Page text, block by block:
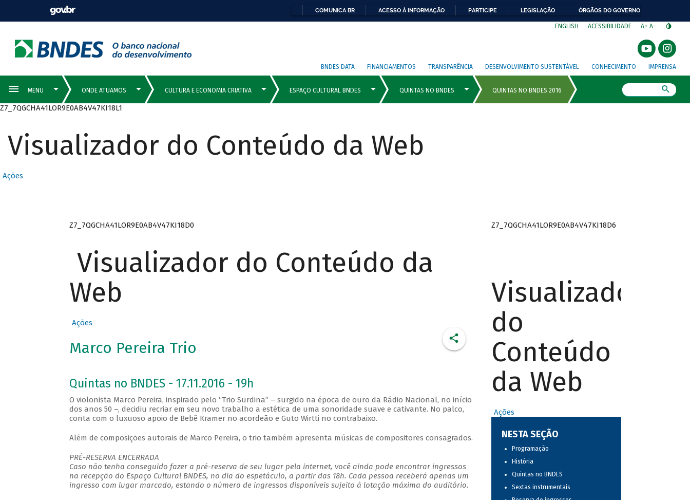
COMUNICA BR ACESSO À INFORMAÇÃO PARTICIPE LEGISLAÇÃO ÓRGÃOS DO GOVERNO
ENGLISH ACESSIBILIDADE A+ A-
BNDES DATA FINANCIAMENTOS TRANSPARÊNCIA DESENVOLVIMENTO SUSTENTÁVEL CONHECIMENTO IMPRENSA
Z7_7QGCHA41LOR9E0AB4V47KI18L1
Visualizador do Conteúdo da Web
Ações
Z7_7QGCHA41LOR9E0AB4V47KI18D0
Visualizador do Conteúdo da
Web
Ações
Marco Pereira Trio
Quintas no BNDES - 17.11.2016 - 19h
O violonista Marco Pereira, inspirado pelo “Trio Surdina” – surgido na época de ouro da Rádio Nacional, no início
dos anos 50 –, decidiu recriar em seu novo trabalho a estética de uma sonoridade suave e cativante. No palco,
conta com o luxuoso apoio de Bebê Kramer no acordeão e Guto Wirtti no contrabaixo.
Além de composições autorais de Marco Pereira, o trio também apresenta músicas de compositores consagrados.
PRÉ-RESERVA ENCERRADA
Caso não tenha conseguido fazer a pré-reserva de seu lugar pela internet, você ainda pode encontrar ingressos
na recepção do Espaço Cultural BNDES, no dia do espetáculo, a partir das 18h. Cada pessoa receberá apenas um
ingresso com lugar marcado, estando o número de ingressos disponíveis sujeito à lotação máxima do auditório.
Z7_7QGCHA41LOR9E0AB4V47KI18D6
Visualizador
do
Conteúdo
da Web
Ações
NESTA SEÇÃO
Programação
História
Quintas no BNDES
Sextas instrumentais